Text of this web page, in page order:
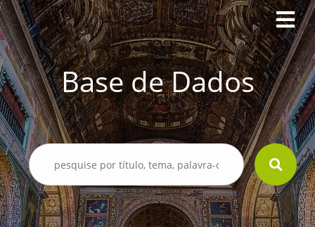
Base de Dados